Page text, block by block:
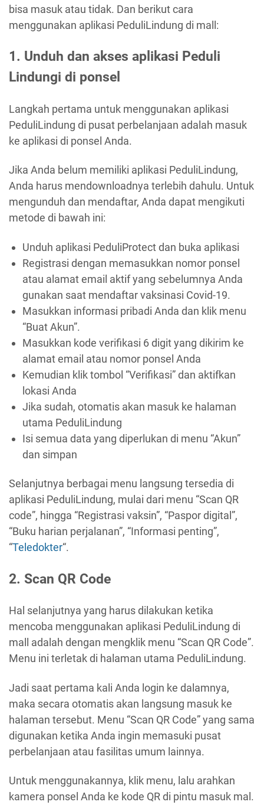
bisa masuk atau tidak. Dan berikut cara
menggunakan aplikasi PeduliLindung di mall:
1. Unduh dan akses aplikasi Peduli
Lindungi di ponsel
Langkah pertama untuk menggunakan aplikasi
PeduliLindung di pusat perbelanjaan adalah masuk
ke aplikasi di ponsel Anda.
Jika Anda belum memiliki aplikasi PeduliLindung,
Anda harus mendownloadnya terlebih dahulu. Untuk
mengunduh dan mendaftar, Anda dapat mengikuti
metode di bawah ini:
Unduh aplikasi PeduliProtect dan buka aplikasi
Registrasi dengan memasukkan nomor ponsel
atau alamat email aktif yang sebelumnya Anda
gunakan saat mendaftar vaksinasi Covid-19.
Masukkan informasi pribadi Anda dan klik menu
“Buat Akun”.
Masukkan kode verifikasi 6 digit yang dikirim ke
alamat email atau nomor ponsel Anda
Kemudian klik tombol “Verifikasi” dan aktifkan
lokasi Anda
Jika sudah, otomatis akan masuk ke halaman
utama PeduliLindung
Isi semua data yang diperlukan di menu “Akun”
dan simpan
Selanjutnya berbagai menu langsung tersedia di
aplikasi PeduliLindung, mulai dari menu “Scan QR
code”, hingga “Registrasi vaksin”, “Paspor digital”,
“Buku harian perjalanan”, “Informasi penting”,
“Teledokter“.
2. Scan QR Code
Hal selanjutnya yang harus dilakukan ketika
mencoba menggunakan aplikasi PeduliLindung di
mall adalah dengan mengklik menu “Scan QR Code”.
Menu ini terletak di halaman utama PeduliLindung.
Jadi saat pertama kali Anda login ke dalamnya,
maka secara otomatis akan langsung masuk ke
halaman tersebut. Menu “Scan QR Code” yang sama
digunakan ketika Anda ingin memasuki pusat
perbelanjaan atau fasilitas umum lainnya.
Untuk menggunakannya, klik menu, lalu arahkan
kamera ponsel Anda ke kode QR di pintu masuk mal.